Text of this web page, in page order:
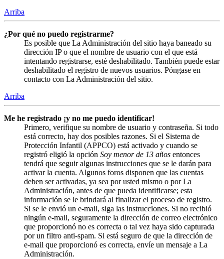
Arriba
¿Por qué no puedo registrarme?
Es posible que La Administración del sitio haya baneado su
dirección IP o que el nombre de usuario con el que está
intentando registrarse, esté deshabilitado. También puede estar
deshabilitado el registro de nuevos usuarios. Póngase en
contacto con La Administración del sitio.
Arriba
Me he registrado ¡y no me puedo identificar!
Primero, verifique su nombre de usuario y contraseña. Si todo
está correcto, hay dos posibles razones. Si el Sistema de
Protección Infantil (APPCO) está activado y cuando se
registró eligió la opción Soy menor de 13 años entonces
tendrá que seguir algunas instrucciones que se le darán para
activar la cuenta. Algunos foros disponen que las cuentas
deben ser activadas, ya sea por usted mismo o por La
Administración, antes de que pueda identificarse; esta
información se le brindará al finalizar el proceso de registro.
Si se le envió un e-mail, siga las instrucciones. Si no recibió
ningún e-mail, seguramente la dirección de correo electrónico
que proporcionó no es correcta o tal vez haya sido capturada
por un filtro anti-spam. Si está seguro de que la dirección de
e-mail que proporcionó es correcta, envíe un mensaje a La
Administración.